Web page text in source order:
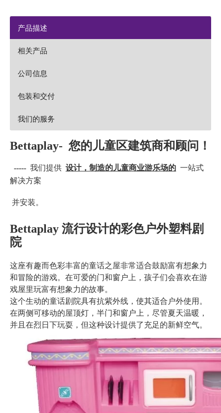
产品描述
相关产品
公司信息
包装和交付
我们的服务
Bettaplay- 您的儿童区建筑商和顾问！
----- 我们提供 设计，制造的儿童商业游乐场的 一站式
解决方案
并安装。
Bettaplay 流行设计的彩色户外塑料剧
院
这座有趣而色彩丰富的童话之屋非常适合鼓励富有想象力
和冒险的游戏。在可爱的门和窗户上，孩子们会喜欢在游
戏屋里玩富有想象力的故事。
这个生动的童话剧院具有抗紫外线，使其适合户外使用。
在两侧可移动的屋顶灯，半门和窗户上，尽管夏天温暖，
并且在烈日下玩耍，但这种设计提供了充足的新鲜空气。